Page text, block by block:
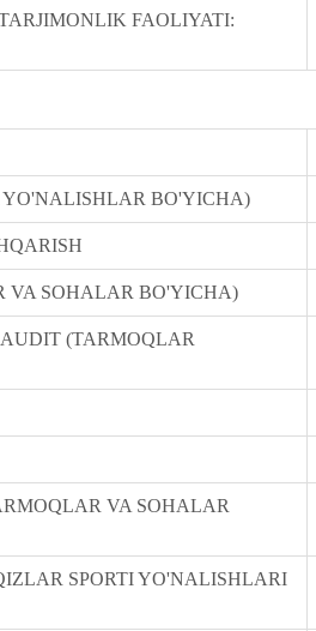
FAOLIYATI:
BO'YICHA)
VA SOHALAR BO'YICHA)
(TARMOQLAR
VA SOHALAR
SPORTI YO'NALISHLARI